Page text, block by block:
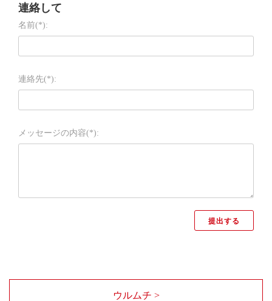
連絡して
名前(*):
連絡先(*):
メッセージの内容(*):
ウルムチ >